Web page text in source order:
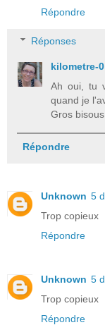
Répondre
Réponses
kilometre-0
Ah oui, tu
quand je
Gros
Répondre
Unknown 5
Trop copieux
Répondre
Unknown 5
Trop copieux
Répondre